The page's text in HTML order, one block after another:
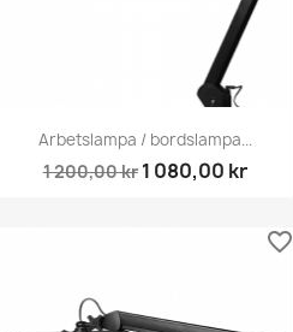
Snabbvy
Arbetslampa / bordslampa...
1 200,00 kr 1 080,00 kr
favorite_border